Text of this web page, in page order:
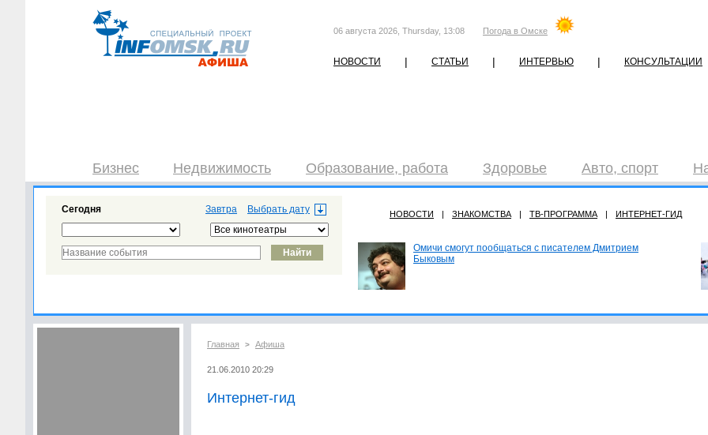
06 августа 2026, Thursday, 13:08 Погода в Омске
НОВОСТИ | СТАТЬИ | ИНТЕРВЬЮ | КОНСУЛЬТАЦИИ
Бизнес Недвижимость Образование, работа Здоровье Авто, спорт
Завтра
Сегодня НОВОСТИ | ЗНАКОМСТВА | ТВ-ПРОГРАММА | ИНТЕРНЕТ-ГИД
Омичи смогут пообщаться с писателем Дмитрием
Быковым
Главная > Афиша
21.06.2010 20:29
Интернет-гид